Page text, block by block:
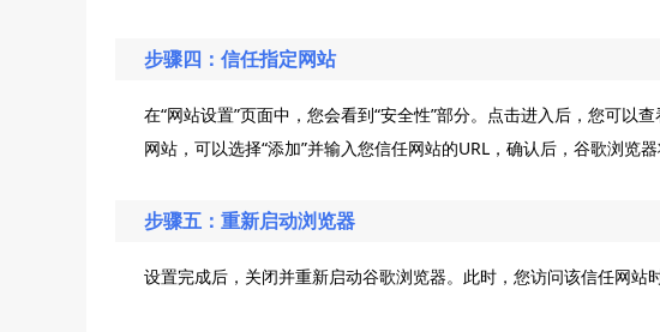
步骤四：信任指定网站
在“网站设置”页面中，您会看到“安全性”部分。点击进入后，您可以
网站，可以选择“添加”并输入您信任网站的URL，确认后，谷歌浏览
步骤五：重新启动浏览器
设置完成后，关闭并重新启动谷歌浏览器。此时，您访问该信任网站